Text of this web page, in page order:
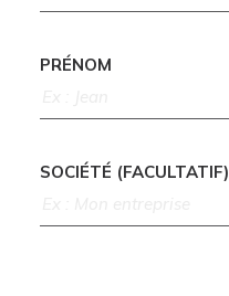
PRÉNOM
SOCIÉTÉ (FACULTATIF)